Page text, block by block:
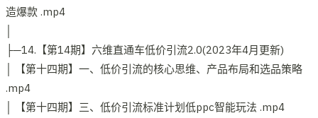
造爆款 .mp4
├─14.【第14期】六维直通车低价引流2.0(2023年4月更新)
│ 【第十四期】一、低价引流的核心思维、产品布局和选品策略
.mp4
│ 【第十四期】三、低价引流标准计划低ppc智能玩法 .mp4